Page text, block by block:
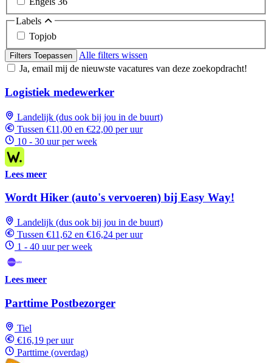
Labels
Topjob
Filters Toepassen
Alle filters wissen
Ja, email mij de nieuwste vacatures van deze zoekopdracht!
Logistiek medewerker
Landelijk (dus ook bij jou in de buurt)
Tussen €11,00 en €22,00 per uur
10 - 30 uur per week
Lees meer
Wordt Hiker (auto's vervoeren) bij Easy Way!
Landelijk (dus ook bij jou in de buurt)
Tussen €11,62 en €16,24 per uur
1 - 40 uur per week
Lees meer
Parttime Postbezorger
Tiel
€16,19 per uur
Parttime (overdag)